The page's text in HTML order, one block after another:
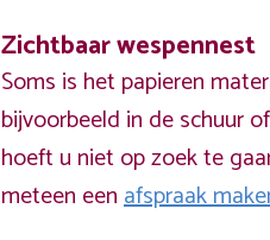
Zichtbaar wespennest
Soms is het papieren
bijvoorbeeld in de schuur
hoeft u niet op zoek te
meteen eenafspraak